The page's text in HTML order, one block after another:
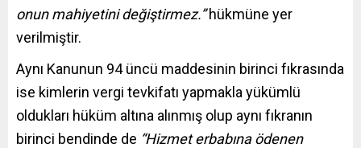
onun mahiyetini değiştirmez.”hükmüne yer
verilmiştir.
Aynı Kanunun 94 üncü maddesinin birinci fıkrasında
ise kimlerin vergi tevkifatı yapmakla yükümlü
oldukları hüküm altına alınmış olup aynı fıkranın
birinci bendinde de “Hizmet erbabına ödenen